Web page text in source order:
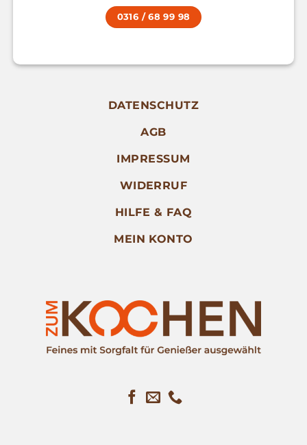
0316 / 68 99 98
DATENSCHUTZ
AGB
IMPRESSUM
WIDERRUF
HILFE & FAQ
MEIN KONTO